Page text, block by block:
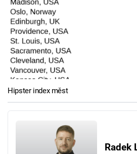
Hipster index měst
Radek